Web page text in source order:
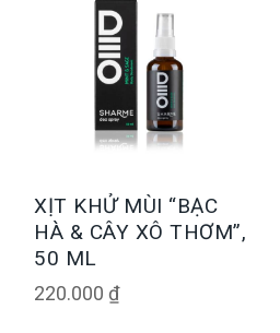
XỊT KHỬ MÙI “BẠC
HÀ & CÂY XÔ THƠM”,
50 ML
220.000 ₫